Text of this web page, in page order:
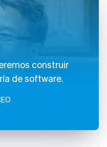
construir
de software.